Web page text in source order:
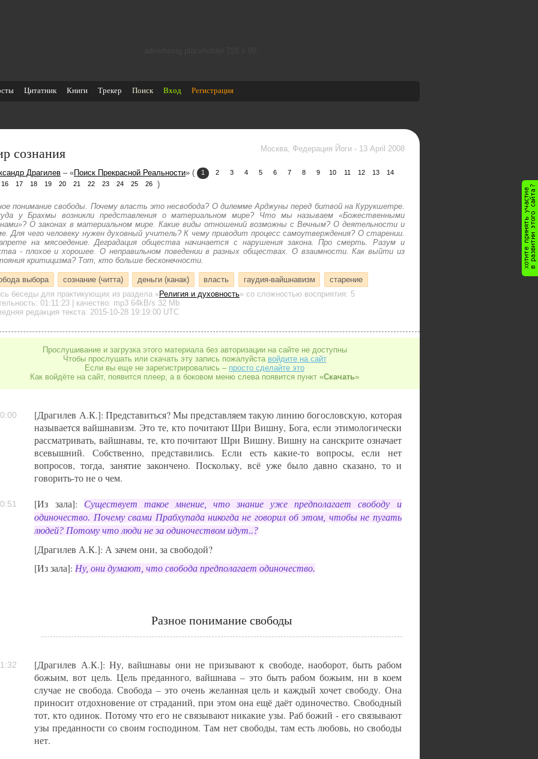
Цитатник Книги Трекер Поиск Вход Регистрация
сознания Москва, Федерация Йоги - 13 April 2008
Драгилев – «Поиск Прекрасной Реальности» ( 1 2 3 4 5 6 7 8 9 10 11 12 13
14
16 17 18 19 20 21 22 23 24 25 26 )
понимание свободы. Почему власть это несвобода? О дилемме Арджуны перед битвой на Курукшетре.
у Брахмы возникли представления о материальном мире? Что мы называем «Божественными
О законах в материальном мире. Какие виды отношений возможны с Вечным? О деятельности и
Для чего человеку нужен духовный учитель? К чему приводит процесс самоутверждения? О старении.
на мясоедение. Деградация общества начинается с нарушения закона. Про смерть. Разум и
- плохое и хорошее. О неправильном поведении в разных обществах. О взаимности. Как выйти из
критицизма? Тот, кто больше бесконечности.
выбора сознание (читта) деньги (канак) власть гаудия-вайшнавизм
старение
беседы для практикующих из раздела «Религия и духовность» со сложностью восприятия: 5
01:11:23 | качество: mp3 64kB/s 32 Mb
редакция текста: 2015-10-28 19:19:00 UTC
Прослушивание и загрузка этого материала без авторизации на сайте не доступны
Чтобы прослушать или скачать эту запись пожалуйста войдите на сайт
Если вы еще не зарегистрировались – просто сделайте это
Как войдёте на сайт, появится плеер, а в боковом меню слева появится пункт «Скачать»
[Драгилев А.К.]: Представиться? Мы представляем такую линию богословскую, которая
называется вайшнавизм. Это те, кто почитают Шри Вишну, Бога, если этимологически
рассматривать, вайшнавы, те, кто почитают Шри Вишну. Вишну на санскрите означает
всевышний. Собственно, представились. Если есть какие-то вопросы, если нет
вопросов, тогда, занятие закончено. Поскольку, всё уже было давно сказано, то и
говорить-то не о чем.
[Из зала]:
Существует такое мнение, что знание уже предполагает свободу и
одиночество. Почему свами Прабхупада никогда не говорил об этом, чтобы не пугать
людей? Потому что люди не за одиночеством идут..?
[Драгилев А.К.]: А зачем они, за свободой?
[Из зала]:Ну, они думают, что свобода предполагает одиночество.
Разное понимание свободы
[Драгилев А.К.]: Ну, вайшнавы они не призывают к свободе, наоборот, быть рабом
божьим, вот цель. Цель преданного, вайшнава – это быть рабом божьим, ни в коем
случае не свобода. Свобода – это очень желанная цель и каждый хочет свободу. Она
приносит отдохновение от страданий, при этом она ещё даёт одиночество. Свободный
тот, кто одинок. Потому что его не связывают никакие узы. Раб божий - его связывают
узы преданности со своим господином. Там нет свободы, там есть любовь, но свободы
нет.